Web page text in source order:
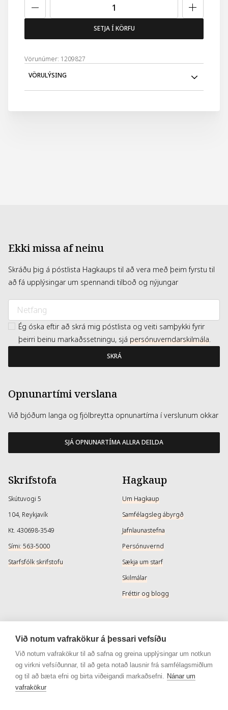
SETJA Í KÖRFU
Vörunúmer: 1209827
VÖRULÝSING
Ekki missa af neinu
Skráðu þig á póstlista Hagkaups til að vera með þeim fyrstu til
að fá upplýsingar um spennandi tilboð og nýjungar
Ég óska eftir að skrá mig póstlista og veiti samþykki fyrir
þeirri beinu markaðssetningu, sjá persónuverndarskilmála.
SKRÁ
Opnunartími verslana
Við bjóðum langa og fjölbreytta opnunartíma í verslunum okkar
SJÁ OPNUNARTÍMA ALLRA DEILDA
Skrifstofa
Skútuvogi 5
104, Reykjavík
Kt. 430698-3549
Sími: 563-5000
Starfsfólk skrifstofu
Hagkaup
Um Hagkaup
Samfélagsleg ábyrgð
Jafnlaunastefna
Persónuvernd
Sækja um starf
Skilmálar
Fréttir og blogg
Þjónusta
Afhendingarmöguleikar
Skilareglur
Algengar spurningar
Samfélagsmiðlar
Instagram
Instagram - Snyrtivara
Við notum vafrakökur á þessari vefsíðu
Við notum vafrakökur til að safna og greina upplýsingar um notkun
og virkni vefsíðunnar, til að geta notað lausnir frá samfélagsmiðlum
og til að bæta efni og birta viðeigandi markaðsefni. Nánar um
vafrakökur